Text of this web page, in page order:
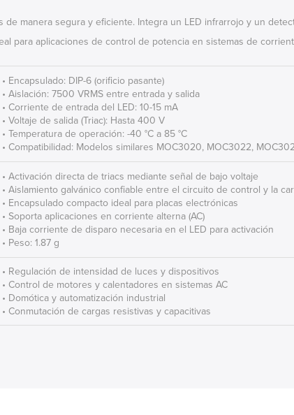
de manera segura y eficiente. Integra un LED infrarrojo y un
para aplicaciones de control de potencia en sistemas de
• Encapsulado: DIP-6 (orificio pasante)
• Aislación: 7500 VRMS entre entrada y salida
• Corriente de entrada del LED: 10-15 mA
• Voltaje de salida (Triac): Hasta 400 V
• Temperatura de operación: -40 °C a 85 °C
• Compatibilidad: Modelos similares MOC3020, MOC3022,
• Activación directa de triacs mediante señal de bajo voltaje
• Aislamiento galvánico confiable entre el circuito de control y la
• Encapsulado compacto ideal para placas electrónicas
• Soporta aplicaciones en corriente alterna (AC)
• Baja corriente de disparo necesaria en el LED para activación
• Peso: 1.87 g
• Regulación de intensidad de luces y dispositivos
• Control de motores y calentadores en sistemas AC
• Domótica y automatización industrial
• Conmutación de cargas resistivas y capacitivas